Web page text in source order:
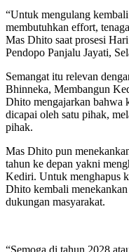
“Untuk mengulang kembali
membutuhkan effort,
Mas Dhito saat prosesi
Pendopo Panjalu Jayati,
Semangat itu relevan
Bhinneka, Membangun
Dhito mengajarkan bahwa
dicapai oleh satu pihak,
pihak.
Mas Dhito pun
tahun ke depan yakni
Kediri. Untuk menghapus
Dhito kembali
dukungan masyarakat.
“Semoga di tahun 2028